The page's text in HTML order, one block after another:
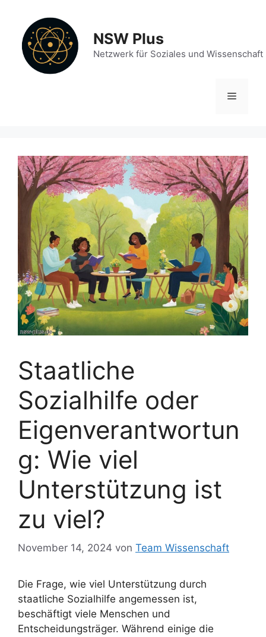
springen
NSW Plus
Netzwerk für Soziales und Wissenschaft
Menü
Staatliche
Sozialhilfe oder
Eigenverantwortun
g: Wie viel
Unterstützung ist
zu viel?
November 14, 2024 von Team Wissenschaft
Die Frage, wie viel Unterstützung durch
staatliche Sozialhilfe angemessen ist,
beschäftigt viele Menschen und
Entscheidungsträger. Während einige die